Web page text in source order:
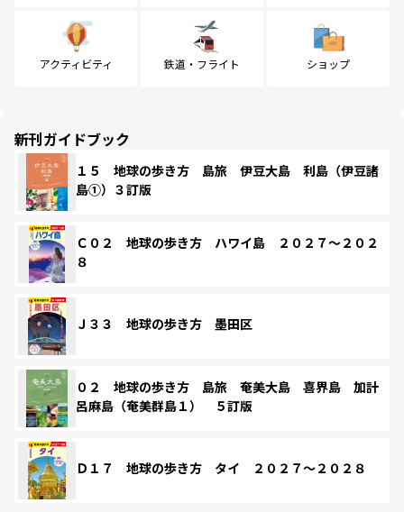
アクティビティ 鉄道・フライト ショップ
新刊ガイドブック
１５ 地球の歩き方 島旅 伊豆大島 利島（伊豆諸
島①）３訂版
Ｃ０２ 地球の歩き方 ハワイ島 ２０２７～２０２
８
Ｊ３３ 地球の歩き方 墨田区
０２ 地球の歩き方 島旅 奄美大島 喜界島 加計
呂麻島（奄美群島１） ５訂版
Ｄ１７ 地球の歩き方 タイ ２０２７～２０２８